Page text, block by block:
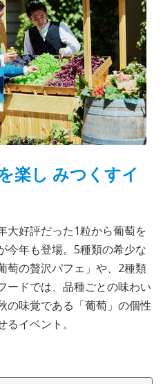
楽し みつくすイ
大好評だった1粒から葡萄を
今年も登場。5種類の希少な
萄の贅沢パフェ」や、2種類
ードでは、品種ごとの味わい
の味覚である「葡萄」の個性
イベント。